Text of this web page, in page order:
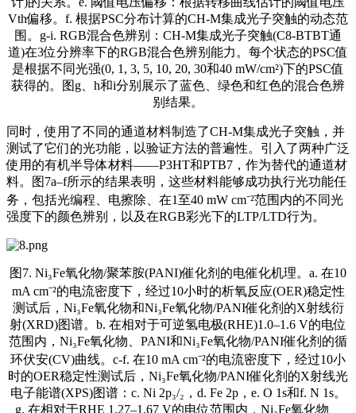
Vth偏移。f. 根据PSC分布计算的CH-M集成光子突触的动态范
围。g-i. RGB混合色辨别：CH-M集成光子突触(C8-BTBT通
道)在3位分辨率下的RGB混合色辨别能力。每个状态的PSC值
是根据不同光强(0, 1, 3, 5, 10, 20, 30和40 mW/cm²)下的PSC值
获得的。图g、h和i分别展示了蓝色、绿色和红色的混合色辨
别结果。
同时，使用了不同的通道材料制造了CH-M集成光子突触，并
测试了它们的光功能，以验证方法的普遍性。引入了两种广泛
使用的有机半导体材料——P3HT和PTB7，作为替代的通道材
料。图7a–f所示的结果表明，这些材料能够成功执行光功能任
务，包括光编程、电擦除、在1至40 mW cm⁻²范围内的不同光
强度下的颜色辨别，以及在RGB彩光下的LTP/LTD行为。
图7. Ni₃Fe氧化物/聚苯胺(PANI)催化剂的电催化机理。a. 在10
mA cm⁻²的电流密度下，经过10小时的析氧反应(OER)稳定性
测试后，Ni₃Fe氧化物和Ni₃Fe氧化物/PANI催化剂的X射线衍
射(XRD)图谱。b. 在相对于可逆氢电极(RHE)1.0–1.6 V的电位
范围内，Ni₃Fe氧化物、PANI和Ni₃Fe氧化物/PANI催化剂的循
环伏安(CV)曲线。c-f. 在10 mA cm⁻²的电流密度下，经过10小
时的OER稳定性测试后，Ni₃Fe氧化物/PANI催化剂的X射线光
电子能谱(XPS)图谱：c. Ni 2p₃/₂，d. Fe 2p，e. O 1s和f. N 1s。
g. 在相对于RHE 1.27–1.67 V的电位范围内，Ni₃Fe氧化物、